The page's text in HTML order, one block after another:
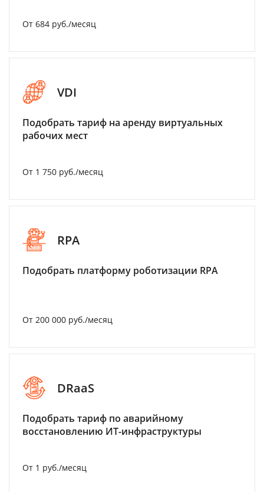
От 684 руб./месяц
VDI
Подобрать тариф на аренду виртуальных
рабочих мест
От 1 750 руб./месяц
RPA
Подобрать платформу роботизации RPA
От 200 000 руб./месяц
DRaaS
Подобрать тариф по аварийному
восстановлению ИТ-инфраструктуры
От 1 руб./месяц